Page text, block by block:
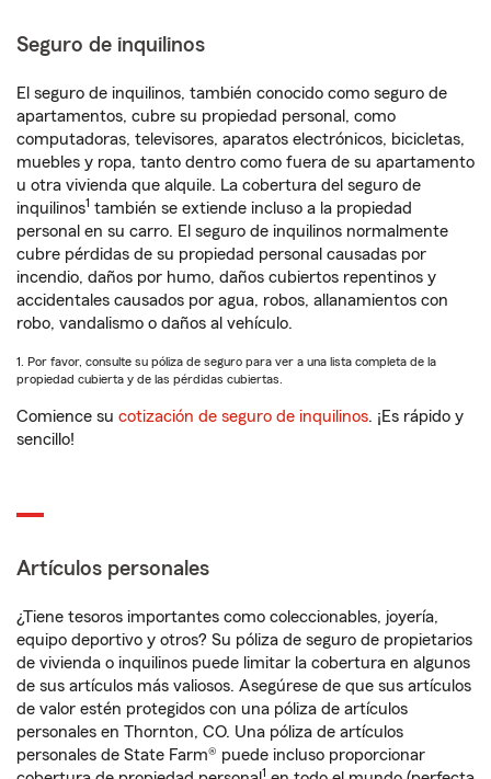
Seguro de inquilinos
El seguro de inquilinos, también conocido como seguro de
apartamentos, cubre su propiedad personal, como
computadoras, televisores, aparatos electrónicos, bicicletas,
muebles y ropa, tanto dentro como fuera de su apartamento
u otra vivienda que alquile. La cobertura del seguro de
inquilinos1 también se extiende incluso a la propiedad
personal en su carro. El seguro de inquilinos normalmente
cubre pérdidas de su propiedad personal causadas por
incendio, daños por humo, daños cubiertos repentinos y
accidentales causados por agua, robos, allanamientos con
robo, vandalismo o daños al vehículo.
1. Por favor, consulte su póliza de seguro para ver a una lista completa de la
propiedad cubierta y de las pérdidas cubiertas.
Comience su cotización de seguro de inquilinos. ¡Es rápido y
sencillo!
Artículos personales
¿Tiene tesoros importantes como coleccionables, joyería,
equipo deportivo y otros? Su póliza de seguro de propietarios
de vivienda o inquilinos puede limitar la cobertura en algunos
de sus artículos más valiosos. Asegúrese de que sus artículos
de valor estén protegidos con una póliza de artículos
personales en Thornton, CO. Una póliza de artículos
personales de State Farm® puede incluso proporcionar
1